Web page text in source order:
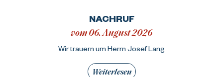
NACHRUF
vom 06. August 2026
Wir trauern um Herrn Josef Lang
Weiterlesen